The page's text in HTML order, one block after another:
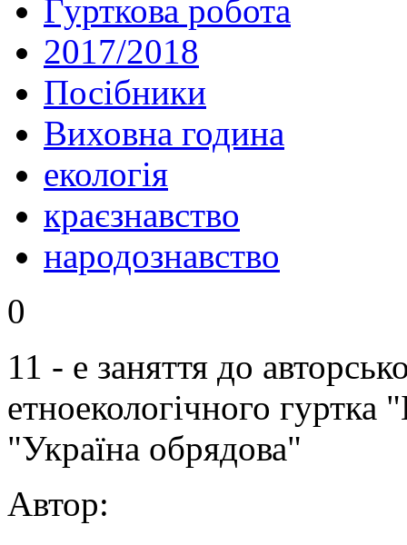
Гурткова робота
2017/2018
Посібники
Виховна година
екологія
краєзнавство
народознавство
0
11 - е заняття до
етноекологічного гуртка
"Україна обрядова"
Автор: